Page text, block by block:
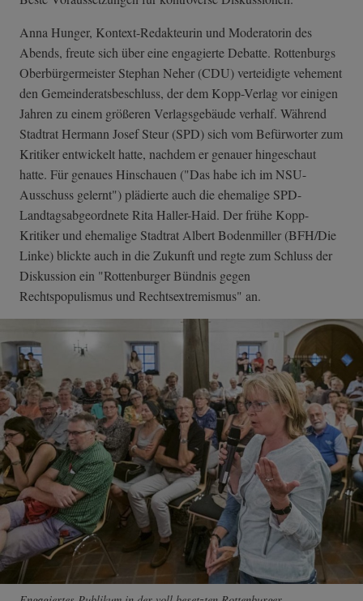
Anna Hunger, Kontext-Redakteurin und Moderatorin des
Abends, freute sich über eine engagierte Debatte. Rottenburgs
Oberbürgermeister Stephan Neher (CDU) verteidigte vehement
den Gemeinderatsbeschluss, der dem Kopp-Verlag vor einigen
Jahren zu einem größeren Verlagsgebäude verhalf. Während
Stadtrat Hermann Josef Steur (SPD) sich vom Befürworter zum
Kritiker entwickelt hatte, nachdem er genauer hingeschaut
hatte. Für genaues Hinschauen ("Das habe ich im NSU-
Ausschuss gelernt") plädierte auch die ehemalige SPD-
Landtagsabgeordnete Rita Haller-Haid. Der frühe Kopp-
Kritiker und ehemalige Stadtrat Albert Bodenmiller (BFH/Die
Linke) blickte auch in die Zukunft und regte zum Schluss der
Diskussion ein "Rottenburger Bündnis gegen
Rechtspopulismus und Rechtsextremismus" an.